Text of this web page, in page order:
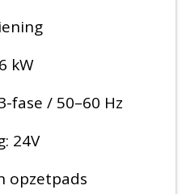
kW
fase / 50–60 Hz
24V
opzetpads